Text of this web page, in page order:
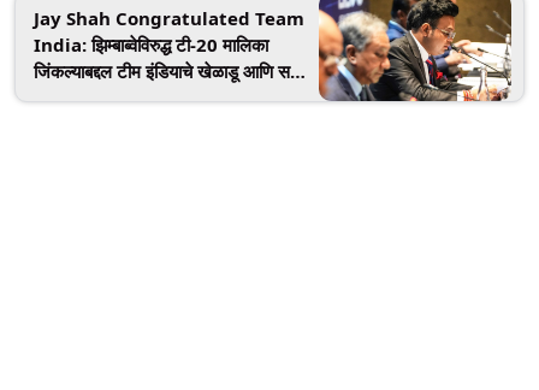
Jay Shah Congratulated Team
India: झिम्बाब्वेविरुद्ध टी-20 मालिका
जिंकल्याबद्दल टीम इंडियाचे खेळाडू आणि सपोर्ट